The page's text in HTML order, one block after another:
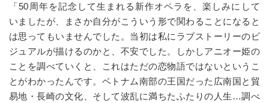
「50周年を記念して生まれる新作オペラを、楽しみにして
いましたが、まさか自分がこういう形で関わることになると
は思ってもいませんでした。当初は私にラブストーリーのビ
ジュアルが描けるのかと、不安でした。しかしアニオー姫の
ことを調べていくと、これはただの恋物語ではないというこ
とがわかったんです。ベトナム南部の王国だった広南国と貿
易地・長崎の文化、そして波乱に満ちたふたりの人生…調べ